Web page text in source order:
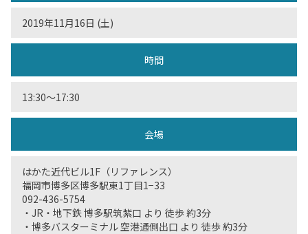
2019年11月16日 (土)
時間
13:30〜17:30
会場
はかた近代ビル1F（リファレンス）
福岡市博多区博多駅東1丁目1−33
092-436-5754
・JR・地下鉄 博多駅筑紫口 より 徒歩 約3分
・博多バスターミナル 空港通側出口 より 徒歩 約3分